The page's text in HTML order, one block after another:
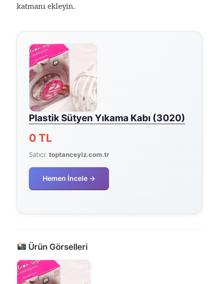
katmanı ekleyin.
Plastik Sütyen Yıkama Kabı (3020)
0 TL
Satıcı:toptanceyiz.com.tr
Hemen İncele →
Ürün Görselleri